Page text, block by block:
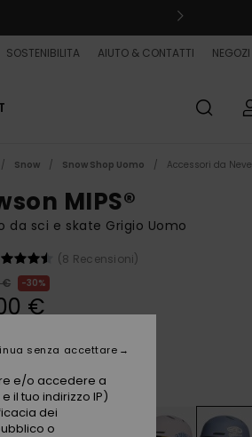
SOSTENIBILITA AIUTO & CONTATTI NEGOZI
Snow Snow Shop Uomo Accessori da Neve
MIPS®
da sci e skate Grigio Uomo
(8 Recensioni)
€
30%
€
Graystone
e/o accedere a
il tuo indirizzo IP)
dei
o
senza accettare